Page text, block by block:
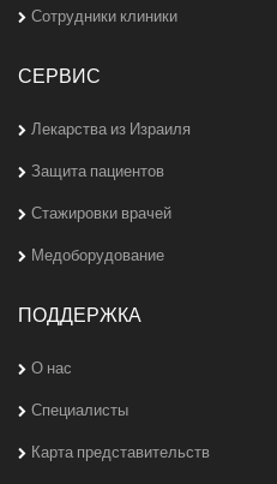
Сотрудники клиники
СЕРВИС
Лекарства из Израиля
Защита пациентов
Стажировки врачей
Медоборудование
ПОДДЕРЖКА
О нас
Специалисты
Карта представительств